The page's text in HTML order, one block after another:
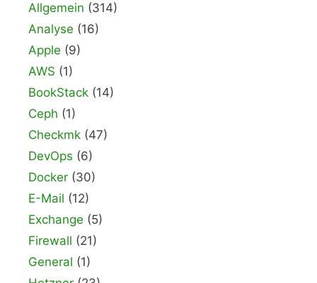
Allgemein (314)
Analyse (16)
Apple (9)
AWS (1)
BookStack (14)
Ceph (1)
Checkmk (47)
DevOps (6)
Docker (30)
E-Mail (12)
Exchange (5)
Firewall (21)
General (1)